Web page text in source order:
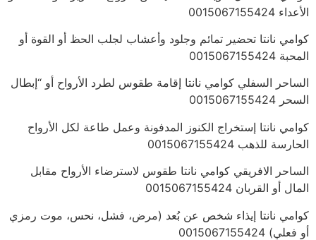
الأعداء 0015067155424
كوامي نانتا تحضير تمائم وجلود وأعشاب لجلب الحظ أو القوة أو
المحبة 0015067155424
الساحر السفلي كوامي نانتا إقامة طقوس لطرد الأرواح أو “إبطال
السحر 0015067155424
كوامي نانتا إستخراج الكنوز المدفونة وعمل طاعة لكل الأرواح
الحارسة للذهب 0015067155424
الساحر الافريقي كوامي نانتا طقوس لاسترضاء الأرواح مقابل
المال أو القربان 0015067155424
كوامي نانتا إيذاء شخص عن بُعد (مرض، فشل، نحس، موت رمزي
أو فعلي) 0015067155424